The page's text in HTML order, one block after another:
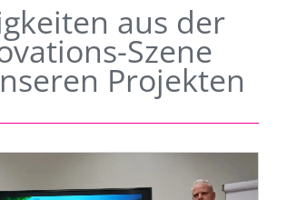
aus der
Szene
Projekten